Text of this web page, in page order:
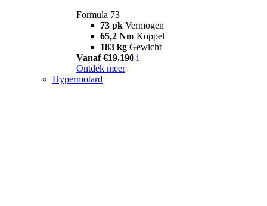
Formula 73
73 pk Vermogen
65,2 Nm Koppel
183 kg Gewicht
Vanaf €19.190 i
Ontdek meer
Hypermotard